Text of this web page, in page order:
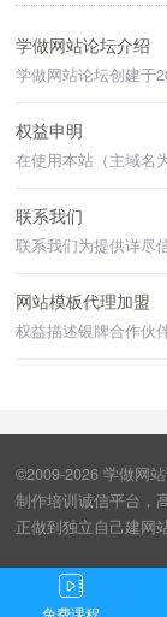
学做网站论坛介绍
权益申明
联系我们
网站模板代理加盟
©2009-2026 学做网
制作培训诚信平台，
正做到独立自己建网
免费课程